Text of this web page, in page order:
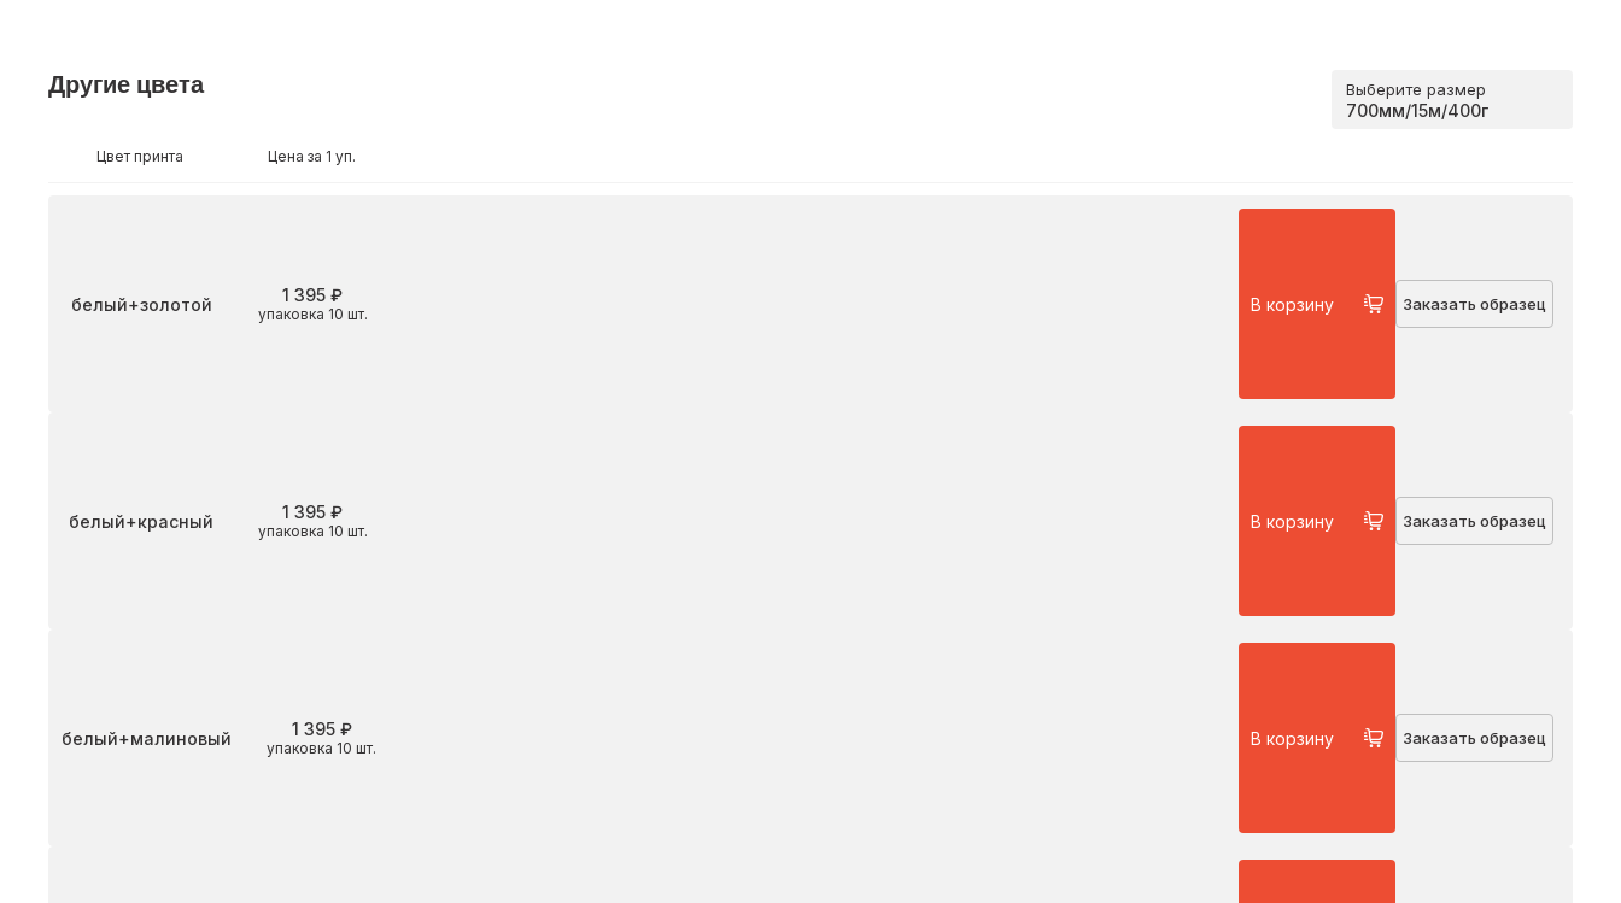
Другие цвета Выберите размер
Цвет принта Цена за 1 уп.
Цвет
белый+золотой упаковка 10 шт.
1 395 ₽ В корзину Заказать образец
Цвет
белый+красный упаковка 10 шт.
1 395 ₽ В корзину Заказать образец
Цвет
белый+малиновый упаковка 10 шт.
1 395 ₽ В корзину Заказать образец